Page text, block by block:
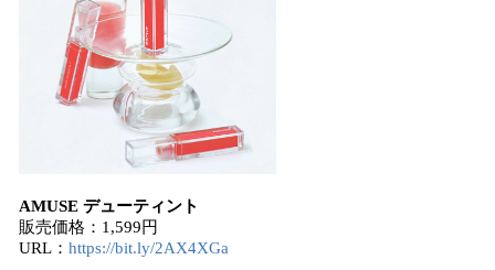
AMUSE デューティント
販売価格：1,599円
URL： https://bit.ly/2AX4XGa